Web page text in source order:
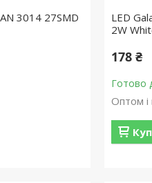
3014 27SMD
LED
2W
178 ₴
Готово
Оптом і